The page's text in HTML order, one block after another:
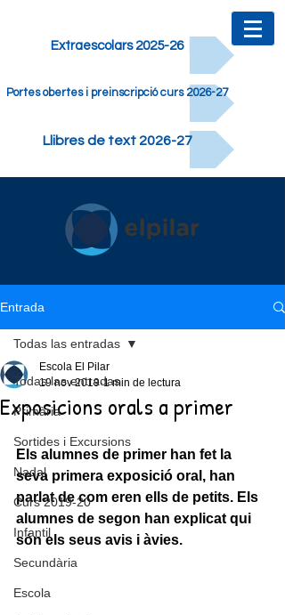
Extraescolars 2025-26
Portes obertes i preinscripció curs 2026-27
Llibres de text 2026-27
Entrada
Todas las entradas
Primària
Sortides i Excursions
Nadal
Curs 2019-20
Infantil
Secundària
Escola
Todas las entradas
Exposicions orals a primer
Escola El Pilar
19 nov 2019 1 min de lectura
Els alumnes de primer han fet la
seva primera exposició oral, han
parlat de com eren ells de petits. Els
alumnes de segon han explicat qui
són els seus avis i àvies.